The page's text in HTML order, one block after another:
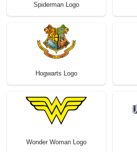
Spiderman Logo
Hogwarts Logo
Wonder Woman Logo